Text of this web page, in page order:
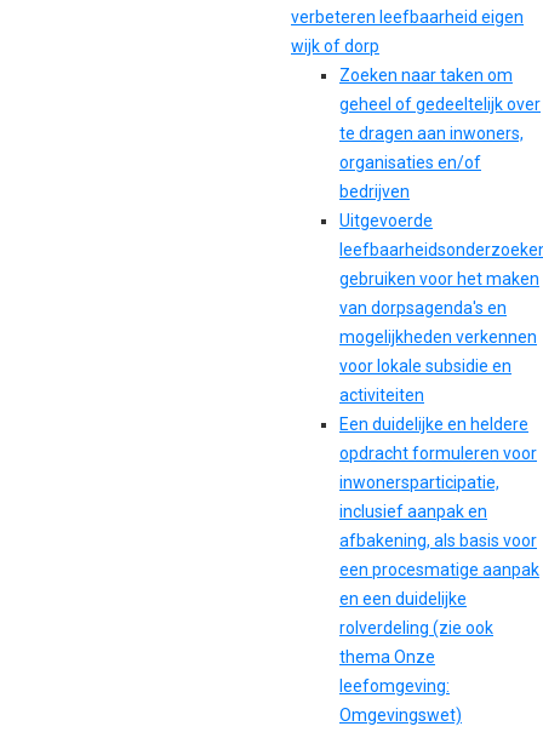
verbeteren leefbaarheid eigen
wijk of dorp
Zoeken naar taken om
geheel of gedeeltelijk over
te dragen aan inwoners,
organisaties en/of
bedrijven
Uitgevoerde
gebruiken voor het maken
van dorpsagenda's en
mogelijkheden verkennen
voor lokale subsidie en
activiteiten
Een duidelijke en heldere
opdracht formuleren voor
inwonersparticipatie,
inclusief aanpak en
afbakening, als basis voor
een procesmatige aanpak
en een duidelijke
rolverdeling (zie ook
thema Onze
leefomgeving:
Omgevingswet)